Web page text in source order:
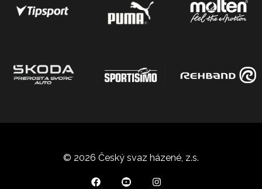
© 2026 Český svaz házené, z.s.